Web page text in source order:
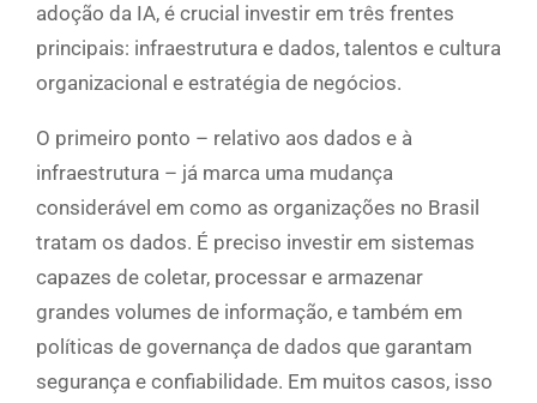
adoção da IA, é crucial investir em três frentes
principais: infraestrutura e dados, talentos e cultura
organizacional e estratégia de negócios.
O primeiro ponto – relativo aos dados e à
infraestrutura – já marca uma mudança
considerável em como as organizações no Brasil
tratam os dados. É preciso investir em sistemas
capazes de coletar, processar e armazenar
grandes volumes de informação, e também em
políticas de governança de dados que garantam
segurança e confiabilidade. Em muitos casos, isso